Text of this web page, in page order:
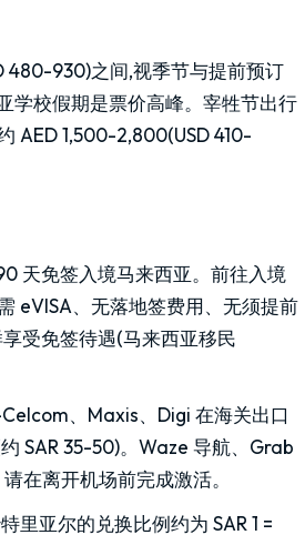
480-930)之间,视季节与提前预订
学校假期是票价高峰。宰牲节出行
AED 1,500-2,800(USD 410-
天免签入境马来西亚。前往入境
eVISA、无落地签费用、无须提前
受免签待遇(马来西亚移民
、Maxis、Digi 在海关出口
SAR 35-50)。Waze 导航、Grab
在离开机场前完成激活。
里亚尔的兑换比例约为 SAR 1 =